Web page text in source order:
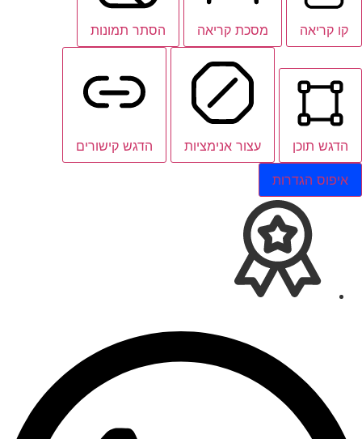
קו קריאה מסכת קריאה הסתר תמונות
הדגש תוכן עצור אנימציות הדגש קישורים
איפוס הגדרות